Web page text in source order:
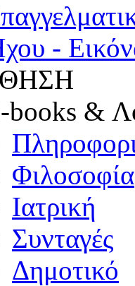
-
books &
Φιλοσοφία
Ιατρική
Συνταγές
Δημοτικό